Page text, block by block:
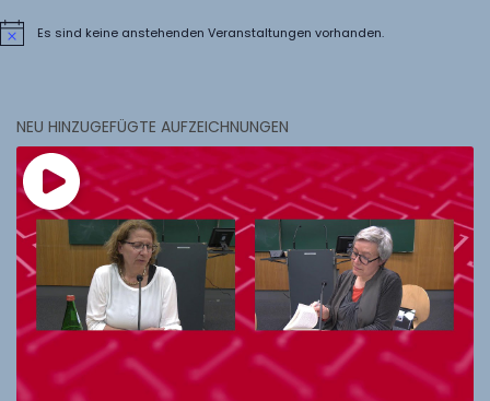
HinweisEs sind keine anstehenden Veranstaltungen vorhanden.
NEU HINZUGEFÜGTE AUFZEICHNUNGEN